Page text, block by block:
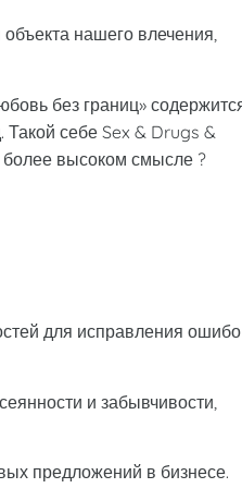
нашего влечения,
без границ»
Такой себе Sex & Drugs &
более высоком смысле ?
для исправления
и забывчивости,
предложений в бизнесе.